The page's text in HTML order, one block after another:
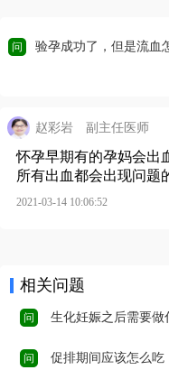
问 验孕成功了，但是流血
赵彩岩 副主任医师
怀孕早期有的孕妈会出
所有出血都会出现问题
2021-03-14 10:06:52
相关问题
问 生化妊娠之后需要做
问 促排期间应该怎么吃